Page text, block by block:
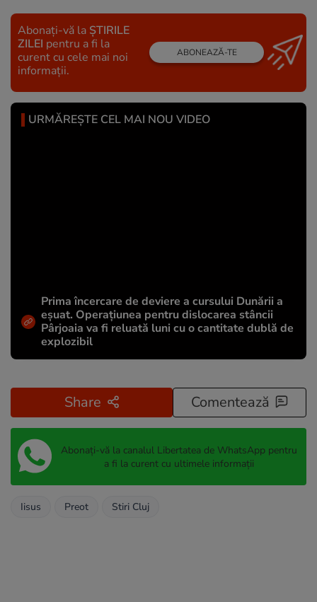
Abonați-vă la ȘTIRILE
ZILEI pentru a fi la
curent cu cele mai noi
informații.
ABONEAZĂ-TE
URMĂREȘTE CEL MAI NOU VIDEO
Prima încercare de deviere a cursului Dunării a
eșuat. Operațiunea pentru dislocarea stâncii
Pârjoaia va fi reluată luni cu o cantitate dublă de
explozibil
Share Comentează
Abonați-vă la canalul Libertatea de WhatsApp pentru
a fi la curent cu ultimele informații
Iisus Preot Stiri Cluj